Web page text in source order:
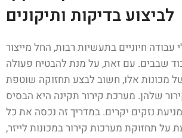
לביצוע בדיקות ותיקונים
עבודה חיוניים בתעשיות רבות, החל מייצור
שבבים. עם זאת, על מנת להבטיח פעולה
מכונות אלו, חשוב לבצע תחזוקה שוטפת
שלהן. מערכת קירור תקינה היא הבסיס
נזקים יקרים. במדריך זה נכסה את כל
על תחזוקת מערכות קירור במכונות לייזר,